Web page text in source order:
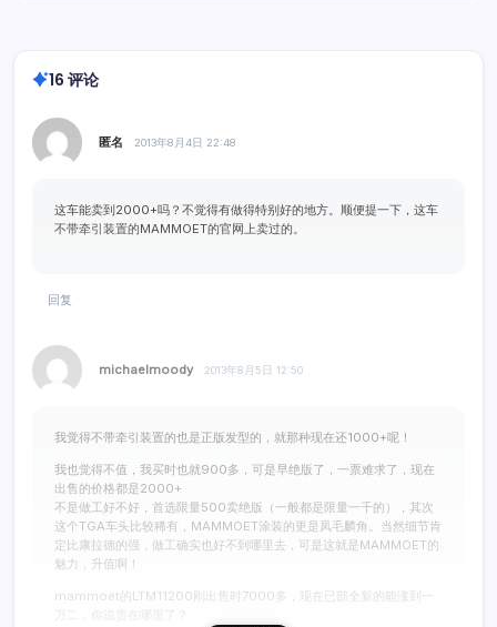
16 评论
匿名 2013年8月4日 22:48
这车能卖到2000+吗？不觉得有做得特别好的地方。顺便提一下，这车
不带牵引装置的MAMMOET的官网上卖过的。
回复
michaelmoody 2013年8月5日 12:50
我觉得不带牵引装置的也是正版发型的，就那种现在还1000+呢！
我也觉得不值，我买时也就900多，可是早绝版了，一票难求了，现在
出售的价格都是2000+
不是做工好不好，首选限量500卖绝版（一般都是限量一千的），其次
这个TGA车头比较稀有，MAMMOET涂装的更是凤毛麟角。当然细节肯
定比康拉德的强，做工确实也好不到哪里去，可是这就是MAMMOET的
魅力，升值啊！
mammoet的LTM11200刚出售时7000多，现在已部全新的能涨到一
万二，你说贵在哪里了？